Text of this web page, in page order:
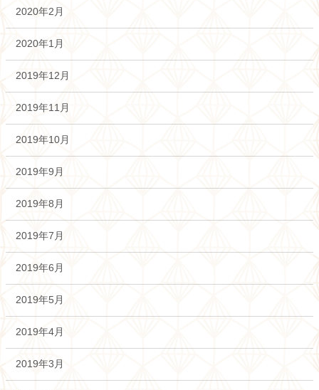
2020年2月
2020年1月
2019年12月
2019年11月
2019年10月
2019年9月
2019年8月
2019年7月
2019年6月
2019年5月
2019年4月
2019年3月